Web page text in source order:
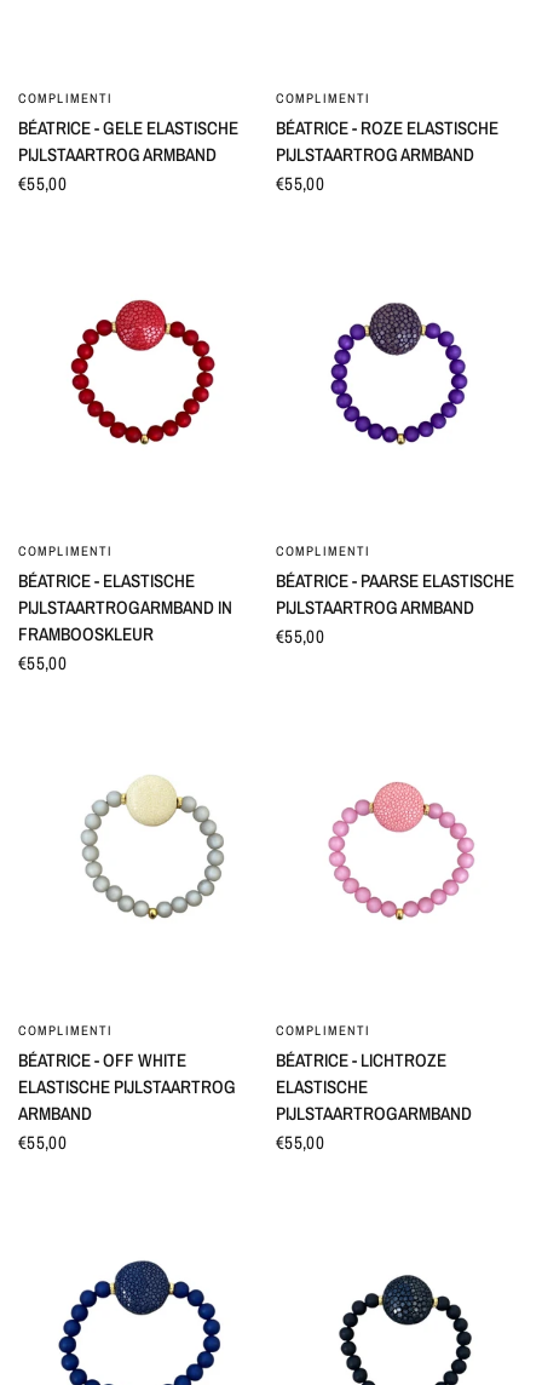
SNEL BEKIJKEN
COMPLIMENTI
BÉATRICE - GELE ELASTISCHE
PIJLSTAARTROG ARMBAND
€55,00
SNEL BEKIJKEN
COMPLIMENTI
BÉATRICE - ROZE ELASTISCHE
PIJLSTAARTROG ARMBAND
€55,00
SNEL BEKIJKEN
COMPLIMENTI
BÉATRICE - ELASTISCHE
PIJLSTAARTROGARMBAND IN
FRAMBOOSKLEUR
€55,00
SNEL BEKIJKEN
COMPLIMENTI
BÉATRICE - PAARSE ELASTISCHE
PIJLSTAARTROG ARMBAND
€55,00
SNEL BEKIJKEN
COMPLIMENTI
BÉATRICE - OFF WHITE
ELASTISCHE PIJLSTAARTROG
ARMBAND
€55,00
SNEL BEKIJKEN
COMPLIMENTI
BÉATRICE - LICHTROZE
ELASTISCHE
PIJLSTAARTROGARMBAND
€55,00